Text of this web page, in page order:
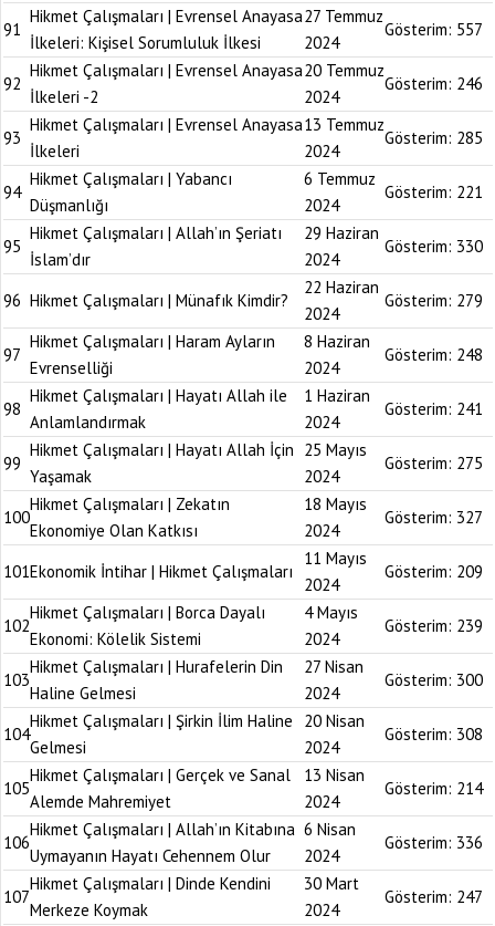
91
Hikmet Çalışmaları | Evrensel Anayasa
İlkeleri: Kişisel Sorumluluk İlkesi
27 Temmuz
2024
Gösterim: 557
92
Hikmet Çalışmaları | Evrensel Anayasa
İlkeleri -2
20 Temmuz
2024
Gösterim: 246
93
Hikmet Çalışmaları | Evrensel Anayasa
İlkeleri
13 Temmuz
2024
Gösterim: 285
94
Hikmet Çalışmaları | Yabancı
Düşmanlığı
6 Temmuz
2024
Gösterim: 221
95
Hikmet Çalışmaları | Allah’ın Şeriatı
İslam’dır
29 Haziran
2024
Gösterim: 330
96 Hikmet Çalışmaları | Münafık Kimdir?
22 Haziran
2024
Gösterim: 279
97
Hikmet Çalışmaları | Haram Ayların
Evrenselliği
8 Haziran
2024
Gösterim: 248
98
Hikmet Çalışmaları | Hayatı Allah ile
Anlamlandırmak
1 Haziran
2024
Gösterim: 241
99
Hikmet Çalışmaları | Hayatı Allah İçin
Yaşamak
25 Mayıs
2024
Gösterim: 275
100
Hikmet Çalışmaları | Zekatın
Ekonomiye Olan Katkısı
18 Mayıs
2024
Gösterim: 327
101Ekonomik İntihar | Hikmet Çalışmaları
11 Mayıs
2024
Gösterim: 209
102
Hikmet Çalışmaları | Borca Dayalı
Ekonomi: Kölelik Sistemi
4 Mayıs
2024
Gösterim: 239
103
Hikmet Çalışmaları | Hurafelerin Din
Haline Gelmesi
27 Nisan
2024
Gösterim: 300
104
Hikmet Çalışmaları | Şirkin İlim Haline
Gelmesi
20 Nisan
2024
Gösterim: 308
105
Hikmet Çalışmaları | Gerçek ve Sanal
Alemde Mahremiyet
13 Nisan
2024
Gösterim: 214
106
Hikmet Çalışmaları | Allah’ın Kitabına
Uymayanın Hayatı Cehennem Olur
6 Nisan
2024
Gösterim: 336
107
Hikmet Çalışmaları | Dinde Kendini
Merkeze Koymak
30 Mart
2024
Gösterim: 247